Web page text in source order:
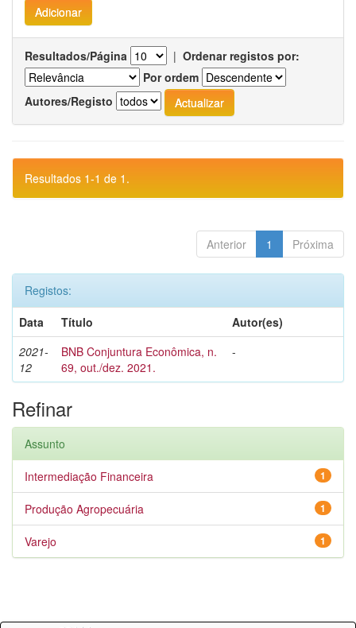
Resultados/Página | Ordenar registos por:
Por ordem
Autores/Registo
Resultados 1-1 de 1.
Anterior 1 Próxima
Registos:
Data
Título
Autor(es)
2021-
12
BNB Conjuntura Econômica, n.
69, out./dez. 2021.
-
Refinar
Assunto
1
Intermediação Financeira
1
Produção Agropecuária
1
Varejo